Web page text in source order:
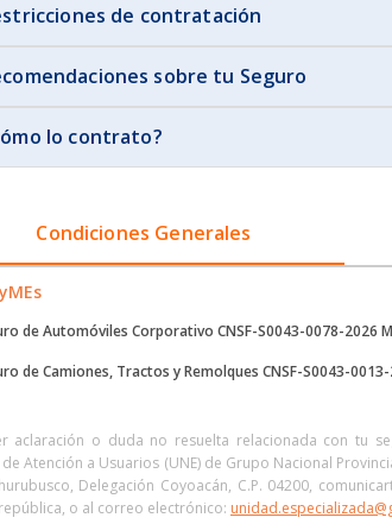
de contratación
sobre tu Seguro
lo contrato?
Condiciones Generales
de Automóviles Corporativo CNSF-S0043-0078-2026
de Camiones, Tractos y Remolques CNSF-S0043-
aclaración o duda no resuelta relacionada con tu
Atención a Usuarios (UNE) de Grupo Nacional
Delegación Coyoacán, C.P. 04200,
o al correo electrónico: